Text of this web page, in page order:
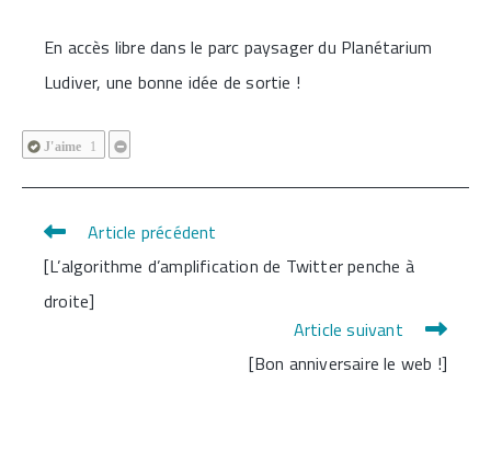
En accès libre dans le parc paysager du Planétarium
Ludiver, une bonne idée de sortie !
J'aime 1
Read
more
articles
Article précédent
[L’algorithme d’amplification de Twitter penche à
droite]
Article suivant
[Bon anniversaire le web !]